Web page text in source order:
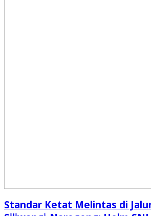
Standar Ketat Melintas di